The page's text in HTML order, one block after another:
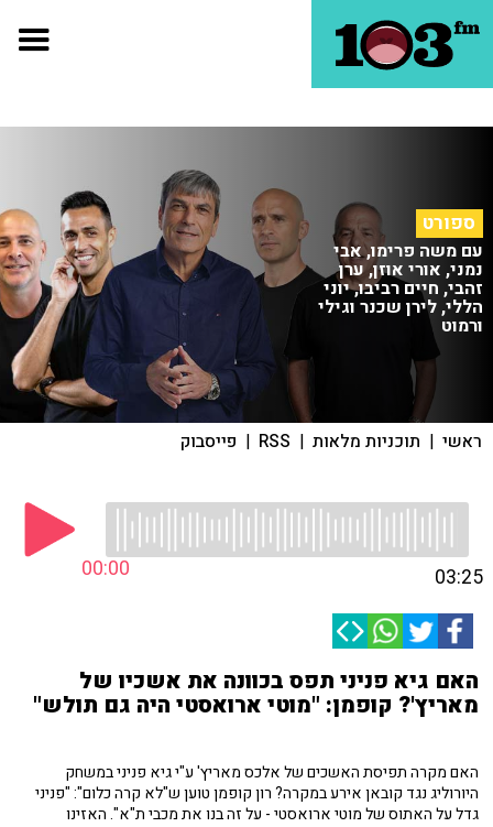
ספורט
עם משה פרימו, אבי
נמני, אורי אוזן, ערן
זהבי, חיים רביבו, יוני
הללי, לירן שכנר וגילי
ורמוט
ראשי | תוכניות מלאות |
RSS
| פייסבוק
00:00 03:25
האם גיא פניני תפס בכוונה את אשכיו של
מאריץ'? קופמן: "מוטי ארואסטי היה גם תולש"
האם מקרה תפיסת האשכים של אלכס מאריץ' ע"י גיא פניני במשחק
היורוליג נגד קובאן אירע במקרה? רון קופמן טוען ש"לא קרה כלום": "פניני
גדל על האתוס של מוטי ארואסטי - על זה בנו את מכבי ת"א". האזינו